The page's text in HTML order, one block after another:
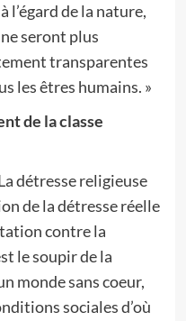
l’égard de la nature,
seront plus
transparentes
les êtres humains. »
de la classe
détresse religieuse
de la détresse réelle
contre la
le soupir de la
monde sans coeur,
sociales d’où